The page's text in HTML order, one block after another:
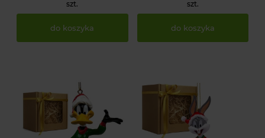
szt.
do koszyka
szt.
do koszyka